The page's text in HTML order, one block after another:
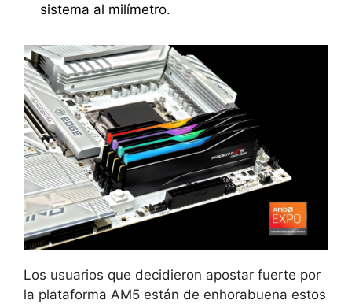
sistema al milímetro.
Los usuarios que decidieron apostar fuerte por
la plataforma AM5 están de enhorabuena estos